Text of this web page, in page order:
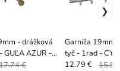
- drážková
GUĽA AZUR -
€
Garniža 19mm
tyč - 1rad -
satin
12.79 €